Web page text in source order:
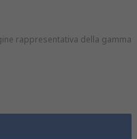
rappresentativa della gamma